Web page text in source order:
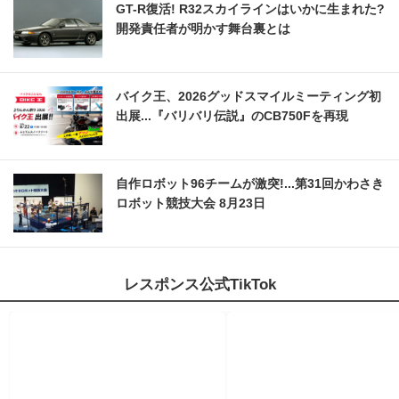
GT-R復活! R32スカイラインはいかに生まれた?
開発責任者が明かす舞台裏とは
バイク王、2026グッドスマイルミーティング初
出展...『バリバリ伝説』のCB750Fを再現
自作ロボット96チームが激突!...第31回かわさき
ロボット競技大会 8月23日
レスポンス公式TikTok